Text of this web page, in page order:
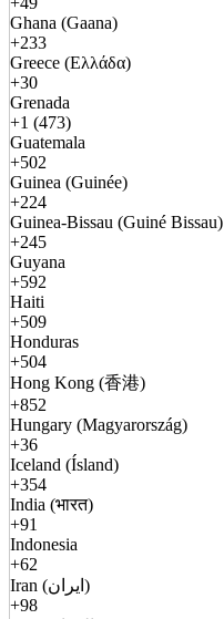
Ghana (Gaana)
+233
Greece (Ελλάδα)
+30
Grenada
+1 (473)
Guatemala
+502
Guinea (Guinée)
+224
Guinea-Bissau (Guiné Bissau)
+245
Guyana
+592
Haiti
+509
Honduras
+504
Hong Kong (香港)
+852
Hungary (Magyarország)
+36
Iceland (Ísland)
+354
India (भारत)
+91
Indonesia
+62
Iran (ایران)
+98